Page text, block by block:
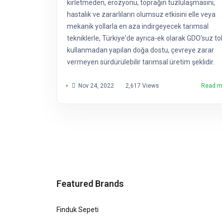
kirletmeden, erozyonu, toprağın tuzlulaşmasını,
hastalık ve zararlıların olumsuz etkisini elle veya
mekanik yollarla en aza indirgeyecek tarımsal
tekniklerle, Türkiye'de ayrıca-ek olarak GDO'suz
kullanmadan yapılan doğa dostu, çevreye zarar
vermeyen sürdürülebilir tarımsal üretim şeklidir.
Nov 24, 2022 2,617 Views Read
Featured Brands
Finduk Sepeti